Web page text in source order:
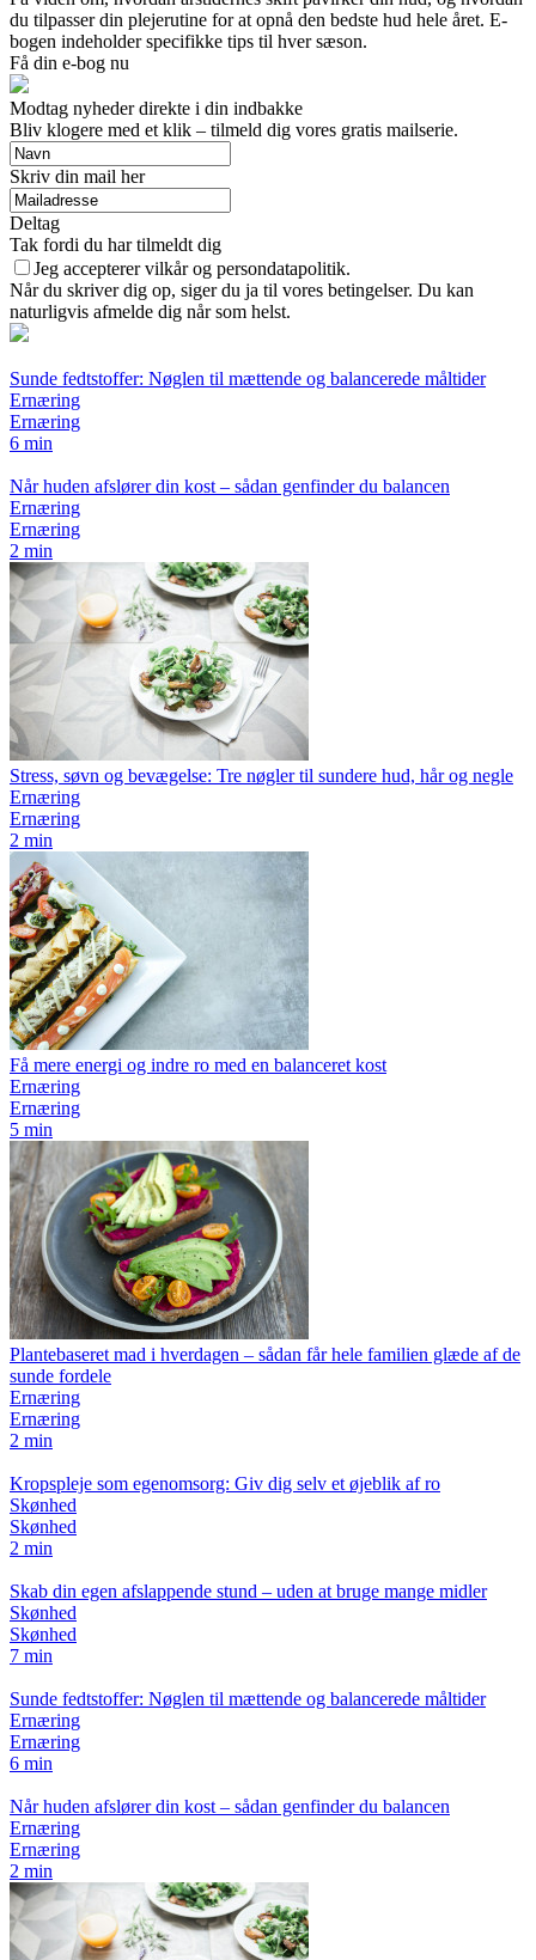
du tilpasser din plejerutine for at opnå den bedste hud hele året. E-
bogen indeholder specifikke tips til hver sæson.
Få din e-bog nu
Modtag nyheder direkte i din indbakke
Bliv klogere med et klik – tilmeld dig vores gratis mailserie.
Skriv din mail her
Deltag
Tak fordi du har tilmeldt dig
Jeg accepterer vilkår og persondatapolitik.
Når du skriver dig op, siger du ja til vores betingelser. Du kan
naturligvis afmelde dig når som helst.
Sunde fedtstoffer: Nøglen til mættende og balancerede måltider
Ernæring
Ernæring
6 min
Når huden afslører din kost – sådan genfinder du balancen
Ernæring
Ernæring
2 min
Stress, søvn og bevægelse: Tre nøgler til sundere hud, hår og negle
Ernæring
Ernæring
2 min
Få mere energi og indre ro med en balanceret kost
Ernæring
Ernæring
5 min
Plantebaseret mad i hverdagen – sådan får hele familien glæde af de
sunde fordele
Ernæring
Ernæring
2 min
Kropspleje som egenomsorg: Giv dig selv et øjeblik af ro
Skønhed
Skønhed
2 min
Skab din egen afslappende stund – uden at bruge mange midler
Skønhed
Skønhed
7 min
Sunde fedtstoffer: Nøglen til mættende og balancerede måltider
Ernæring
Ernæring
6 min
Når huden afslører din kost – sådan genfinder du balancen
Ernæring
Ernæring
2 min